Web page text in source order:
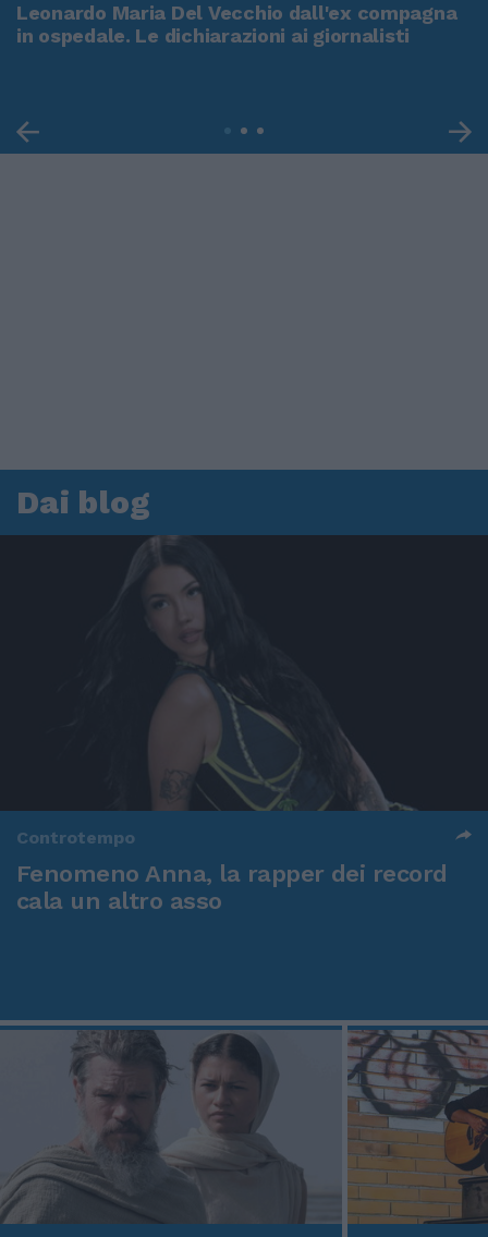
Leonardo Maria Del Vecchio dall'ex compagna
in ospedale. Le dichiarazioni ai giornalisti
Dai blog
Controtempo
Fenomeno Anna, la rapper dei record
cala un altro asso